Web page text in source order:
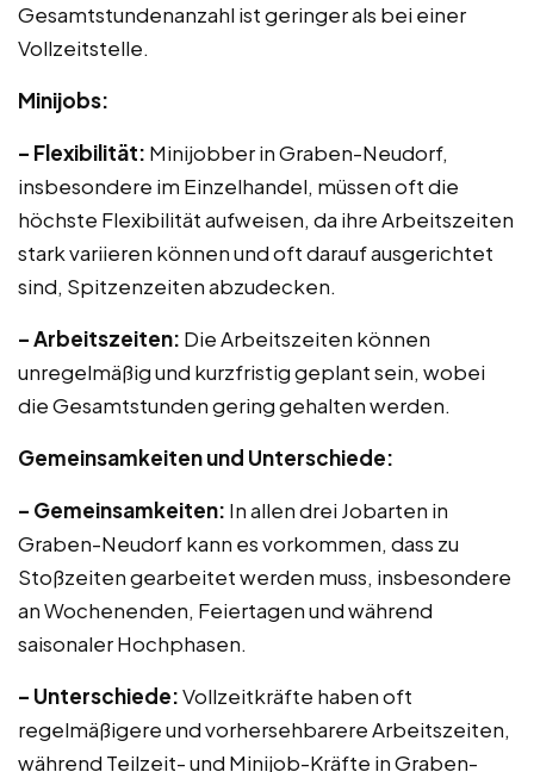
Gesamtstundenanzahl ist geringer als bei einer
Vollzeitstelle.
Minijobs:
– Flexibilität: Minijobber in Graben-Neudorf,
insbesondere im Einzelhandel, müssen oft die
höchste Flexibilität aufweisen, da ihre Arbeitszeiten
stark variieren können und oft darauf ausgerichtet
sind, Spitzenzeiten abzudecken.
– Arbeitszeiten: Die Arbeitszeiten können
unregelmäßig und kurzfristig geplant sein, wobei
die Gesamtstunden gering gehalten werden.
Gemeinsamkeiten und Unterschiede:
– Gemeinsamkeiten: In allen drei Jobarten in
Graben-Neudorf kann es vorkommen, dass zu
Stoßzeiten gearbeitet werden muss, insbesondere
an Wochenenden, Feiertagen und während
saisonaler Hochphasen.
– Unterschiede:Vollzeitkräfte haben oft
regelmäßigere und vorhersehbarere Arbeitszeiten,
während Teilzeit- und Minijob-Kräfte in Graben-